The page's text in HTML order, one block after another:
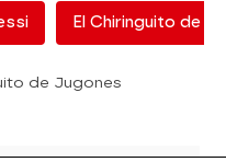
El Chiringuito de
de Jugones